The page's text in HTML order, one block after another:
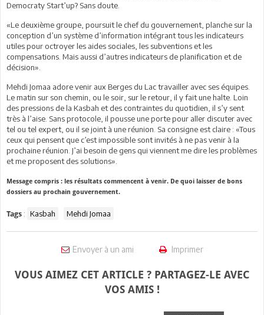
Democraty Start’up? Sans doute.
«Le deuxième groupe, poursuit le chef du gouvernement, planche sur la
conception d’un système d’information intégrant tous les indicateurs
utiles pour octroyer les aides sociales, les subventions et les
compensations. Mais aussi d’autres indicateurs de planification et de
décision».
Mehdi Jomaa adore venir aux Berges du Lac travailler avec ses équipes.
Le matin sur son chemin, ou le soir, sur le retour, il y fait une halte. Loin
des pressions de la Kasbah et des contraintes du quotidien, il s’y sent
très à l’aise. Sans protocole, il pousse une porte pour aller discuter avec
tel ou tel expert, ou il se joint à une réunion. Sa consigne est claire : «Tous
ceux qui pensent que c’est impossible sont invités à ne pas venir à la
prochaine réunion. J’ai besoin de gens qui viennent me dire les problèmes
et me proposent des solutions».
Message compris : les résultats commencent à venir. De quoi laisser de bons
dossiers au prochain gouvernement.
Tags : Kasbah Mehdi Jomaa
Envoyer à un ami Imprimer
VOUS AIMEZ CET ARTICLE ? PARTAGEZ-LE AVEC
VOS AMIS !